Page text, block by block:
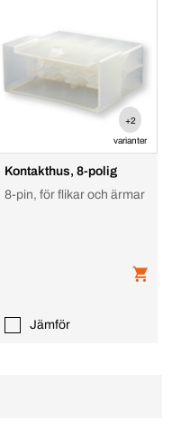
+2
varianter
Kontakthus, 8-polig
8-pin, för flikar och ärmar
Jämför